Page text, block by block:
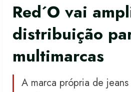
Red´O vai
distribuição
multimarcas
A marca própria de